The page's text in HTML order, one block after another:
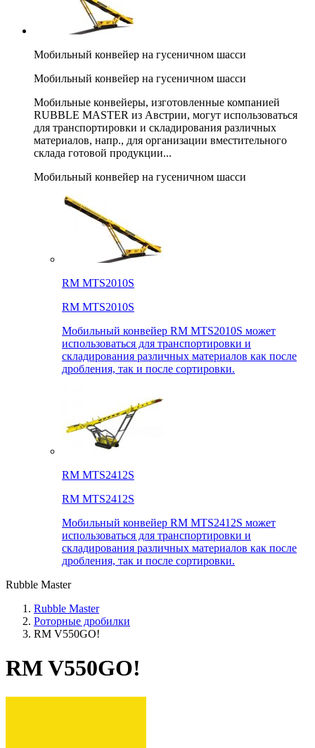
Мобильный конвейер на гусеничном шасси
Мобильный конвейер на гусеничном шасси
Мобильные конвейеры, изготовленные компанией
RUBBLE MASTER из Австрии, могут использоваться
для транспортировки и складирования различных
материалов, напр., для организации вместительного
склада готовой продукции...
Мобильный конвейер на гусеничном шасси
RM MTS2010S
RM MTS2010S
Мобильный конвейер RM MTS2010S может
использоваться для транспортировки и
складирования различных материалов как после
дробления, так и после сортировки.
RM MTS2412S
RM MTS2412S
Мобильный конвейер RM MTS2412S может
использоваться для транспортировки и
складирования различных материалов как после
дробления, так и после сортировки.
Rubble Master
Rubble Master
Роторные дробилки
RM V550GO!
RM V550GO!